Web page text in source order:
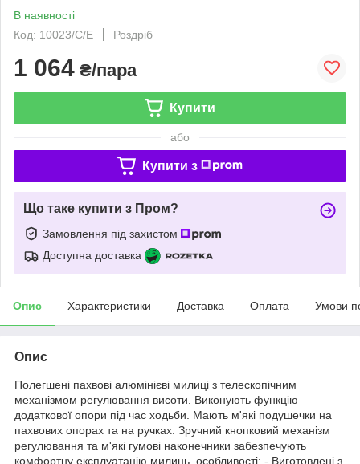
В наявності
Код: 10023/С/Е
Роздріб
1 064 ₴/пара
Купити
або
Купити з
Що таке купити з Пром?
Замовлення під захистом
Доступна доставка
Опис Характеристики Доставка Оплата Умови
Опис
Полегшені пахвові алюмінієві милиці з телескопічним
механізмом регулювання висоти. Виконують функцію
додаткової опори під час ходьби. Мають м'які подушечки на
пахвових опорах та на ручках. Зручний кнопковий механізм
регулювання та м'які гумові наконечники забезпечують
комфортну експлуатацію милиць. особливості: - Виготовлені з